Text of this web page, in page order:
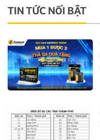
TIN TỨC NỔI BẬT